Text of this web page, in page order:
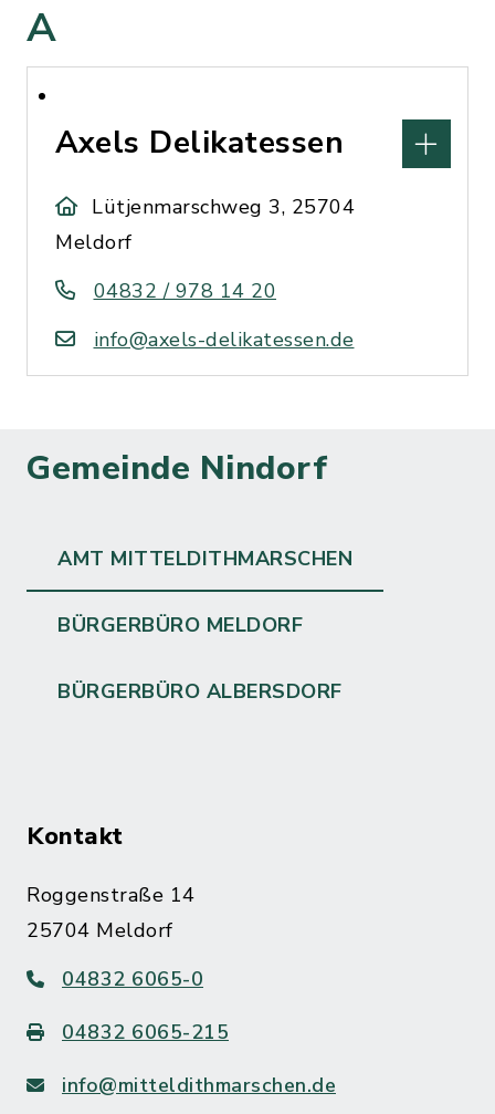
A
Axels Delikatessen
Lütjenmarschweg 3, 25704
Meldorf
04832 / 978 14 20
info@axels-delikatessen.de
Gemeinde Nindorf
AMT MITTELDITHMARSCHEN
BÜRGERBÜRO MELDORF
BÜRGERBÜRO ALBERSDORF
Kontakt
Roggenstraße 14
25704 Meldorf
04832 6065-0
04832 6065-215
info@mitteldithmarschen.de